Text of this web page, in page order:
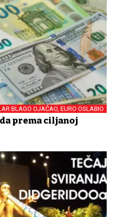
BLAGO OJAČAO, EURO OSLABIO
prema ciljanoj